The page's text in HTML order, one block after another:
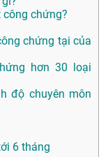
chứng?
chứng tại của
hơn 30 loại
độ chuyên môn
6 tháng